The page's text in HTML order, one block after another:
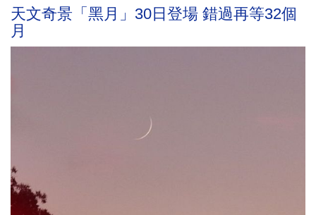
天文奇景「黑月」30日登場 錯過再等32個
月